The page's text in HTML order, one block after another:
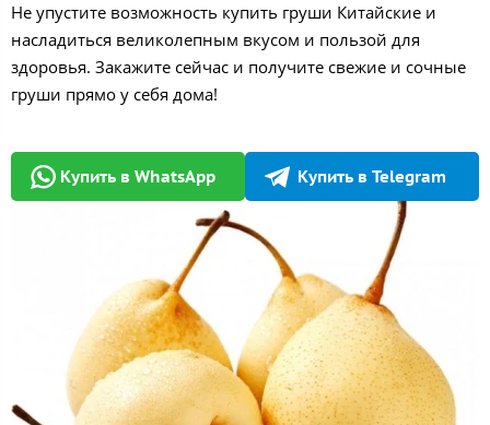
Не упустите возможность купить груши Китайские и
насладиться великолепным вкусом и пользой для
здоровья. Закажите сейчас и получите свежие и сочные
груши прямо у себя дома!
Купить в WhatsApp Купить в Telegram